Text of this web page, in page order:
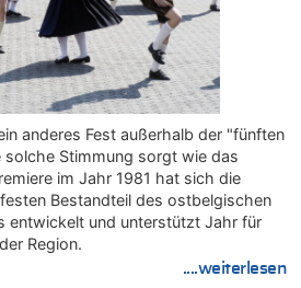
klar zu
City niedergestochen
Hans L. zu
Mekka des Pferdesports –
auf starke Springreiter
Pitstop zu
als neuer Nationalcoach der Roten
eine große Ehre“
Ach zu
Mekka des Pferdesports –
anderes Fest außerhalb der "fünften
solche Stimmung sorgt wie das
im Jahr 1981 hat sich die
Bestandteil des ostbelgischen
entwickelt und unterstützt Jahr für
Region.
....weiterlesen